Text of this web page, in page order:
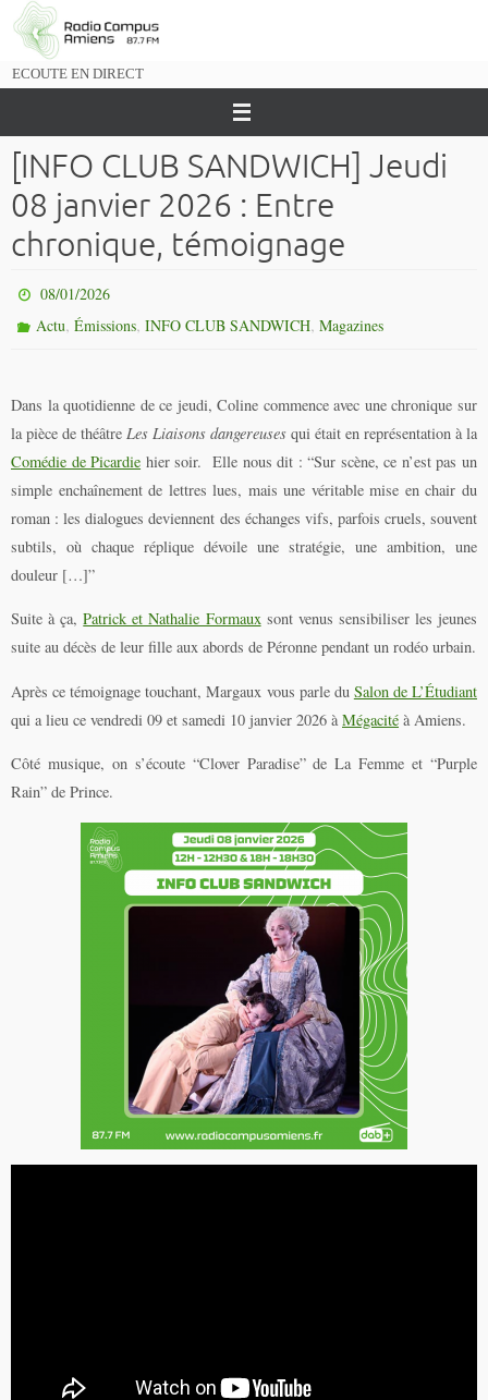
Passer
vers
ECOUTE EN DIRECT
[INFO CLUB SANDWICH] Jeudi
08 janvier 2026 : Entre
chronique, témoignage
08/01/2026
Actu,Émissions,INFO CLUB SANDWICH,Magazines
Dans la quotidienne de ce jeudi, Coline commence avec une chronique sur
la pièce de théâtre Les Liaisons dangereuses qui était en représentation à la
Comédie de Picardie hier soir. Elle nous dit : “Sur scène, ce n’est pas un
simple enchaînement de lettres lues, mais une véritable mise en chair du
roman : les dialogues deviennent des échanges vifs, parfois cruels, souvent
subtils, où chaque réplique dévoile une stratégie, une ambition, une
douleur […]”
Suite à ça,Patrick et Nathalie Formauxsont venus sensibiliser les jeunes
suite au décès de leur fille aux abords de Péronne pendant un rodéo urbain.
Après ce témoignage touchant, Margaux vous parle du Salon de L’Étudiant
qui a lieu ce vendredi 09 et samedi 10 janvier 2026 àMégacité à Amiens.
Côté musique, on s’écoute “Clover Paradise” de La Femme et “Purple
Rain” de Prince.